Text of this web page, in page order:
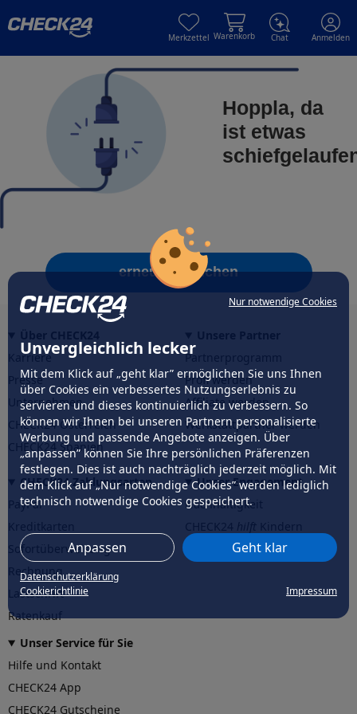
Nur notwendige Cookies
Unvergleichlich lecker
Mit dem Klick auf „geht klar” ermöglichen Sie uns Ihnen
über Cookies ein verbessertes Nutzungserlebnis zu
servieren und dieses kontinuierlich zu verbessern. So
können wir Ihnen bei unseren Partnern personalisierte
Werbung und passende Angebote anzeigen. Über
„anpassen” können Sie Ihre persönlichen Präferenzen
festlegen. Dies ist auch nachträglich jederzeit möglich. Mit
dem Klick auf „Nur notwendige Cookies” werden lediglich
technisch notwendige Cookies gespeichert.
Anpassen Geht klar
Datenschutzerklärung
Cookierichtlinie
Impressum
Merkzettel Warenkorb Chat Anmelden
Hoppla, da
ist etwas
erneut versuchen
Karriere
Presse
Unternehmen
CHECK24 Österreich
CHECK24 Spanien
Partnerprogramm
Profi werden
Affiliate werden
Werkstattpartner werden
CHECK24 Zahlungsarten
PayPal
Sofortüberweisung
Rechnung
Lastschrift
Ratenkauf
Unser Engagement
Nachhaltigkeit
CHECK24hilftder Natur
Unser Service für Sie
Hilfe und Kontakt
CHECK24 App
CHECK24 Gutscheine